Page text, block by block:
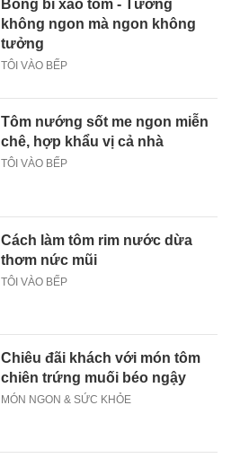
Bông bí xào tôm - Tưởng
không ngon mà ngon không
tưởng
TÔI VÀO BẾP
Tôm nướng sốt me ngon miễn
chê, hợp khẩu vị cả nhà
TÔI VÀO BẾP
Cách làm tôm rim nước dừa
thơm nức mũi
TÔI VÀO BẾP
Chiêu đãi khách với món tôm
chiên trứng muối béo ngậy
MÓN NGON & SỨC KHỎE